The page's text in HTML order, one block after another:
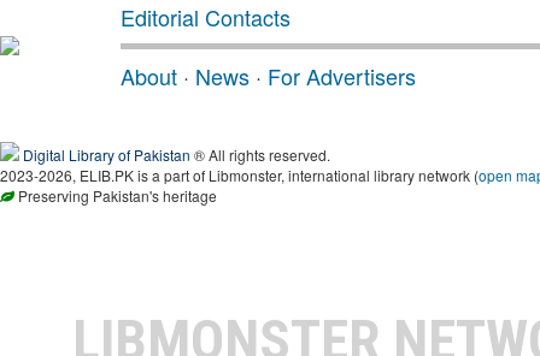
Editorial Contacts
About · News · For Advertisers
Digital Library of Pakistan ® All rights reserved.
2023-2026, ELIB.PK is a part of Libmonster, international library network (open
Preserving Pakistan's heritage
LIBMONSTER